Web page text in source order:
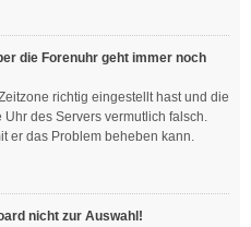
die Forenuhr geht immer noch
richtig eingestellt hast und die
des Servers vermutlich falsch.
er das Problem beheben kann.
nicht zur Auswahl!